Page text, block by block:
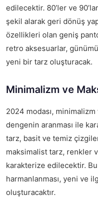
edilecektir. 80’ler ve
şekil alarak geri dönüş
özellikleri olan geniş
retro aksesuarlar,
yeni bir tarz oluşturacak.
Minimalizm ve
2024 modası,
dengenin aranması ile
tarz, basit ve temiz
maksimalist tarz, renkler
karakterize edilecektir.
harmanlanması, yeni ve
oluşturacaktır.